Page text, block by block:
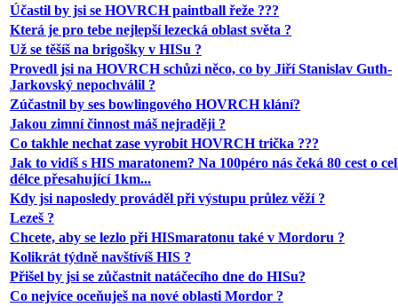
Účastil by jsi se HOVRCH paintball řeže ???
Která je pro tebe nejlepší lezecká oblast světa ?
Už se těšíš na brigošky v HISu ?
Provedl jsi na HOVRCH schůzi něco, co by Jiří Stanislav Guth-
Jarkovský nepochválil ?
Zúčastnil by ses bowlingového HOVRCH klání?
Jakou zimní činnost máš nejraději ?
Co takhle nechat zase vyrobit HOVRCH trička ???
Jak to vidíš s HIS maratonem? Na 100péro nás čeká 80 cest o
délce přesahující 1km...
Kdy jsi naposledy prováděl při výstupu průlez věží ?
Lezeš ?
Chcete, aby se lezlo při HISmaratonu také v Mordoru ?
Kolikrát týdně navštívíš HIS ?
Přišel by jsi se zůčastnit natáčecího dne do HISu?
Co nejvíce oceňuješ na nové oblasti Mordor ?